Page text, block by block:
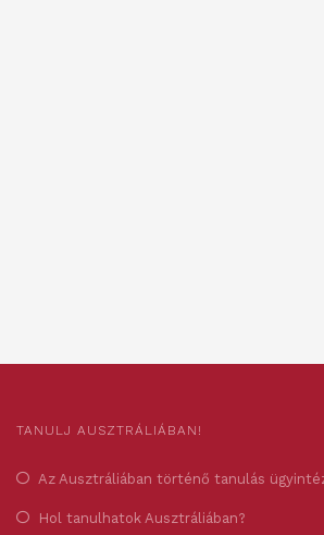
TANULJ AUSZTRÁLIÁBAN!
Az Ausztráliában történő tanulás
Hol tanulhatok Ausztráliában?